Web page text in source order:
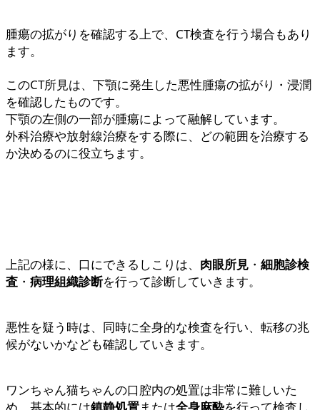
腫瘍の拡がりを確認する上で、CT検査を行う場合もあり
ます。
このCT所見は、下顎に発生した悪性腫瘍の拡がり・浸潤
を確認したものです。
下顎の左側の一部が腫瘍によって融解しています。
外科治療や放射線治療をする際に、どの範囲を治療する
か決めるのに役立ちます。
上記の様に、口にできるしこりは、 肉眼所見 ・ 細胞診検
査 ・ 病理組織診断を行って診断していきます。
悪性を疑う時は、同時に全身的な検査を行い、転移の兆
候がないかなども確認していきます。
ワンちゃん猫ちゃんの口腔内の処置は非常に難しいた